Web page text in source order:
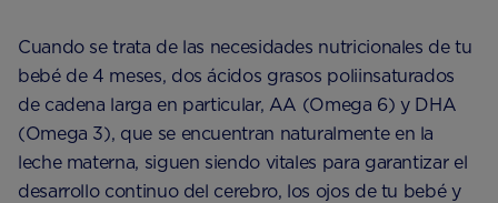
Cuando se trata de las necesidades nutricionales de tu
bebé de 4 meses, dos ácidos grasos poliinsaturados
de cadena larga en particular, AA (Omega 6) y DHA
(Omega 3), que se encuentran naturalmente en la
leche materna, siguen siendo vitales para garantizar el
desarrollo continuo del cerebro, los ojos de tu bebé y